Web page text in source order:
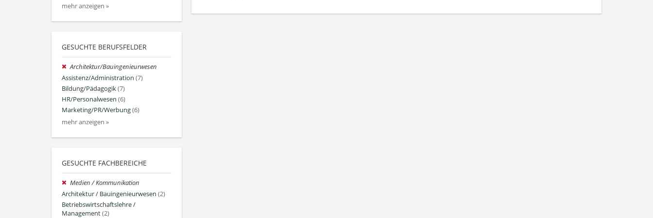
mehr anzeigen »
GESUCHTE BERUFSFELDER
Architektur/Bauingenieurwesen
Assistenz/Administration (7)
Bildung/Pädagogik(7)
HR/Personalwesen (6)
Marketing/PR/Werbung(6)
mehr anzeigen »
GESUCHTE FACHBEREICHE
Medien / Kommunikation
Architektur / Bauingenieurwesen (2)
Betriebswirtschaftslehre /
Management(2)